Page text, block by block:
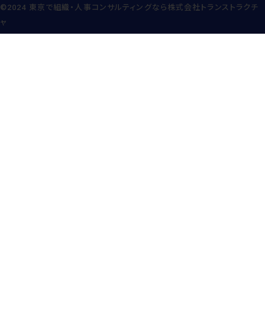
©2024 東京で組織・人事コンサルティングなら株式会社トランストラクチ
ャ